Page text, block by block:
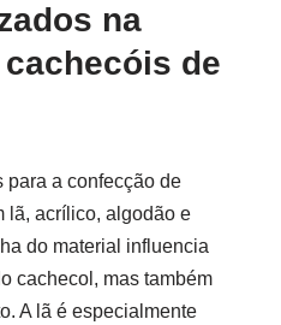
na
de
para a confecção de
lã, acrílico, algodão e
do material influencia
cachecol, mas também
A lã é especialmente